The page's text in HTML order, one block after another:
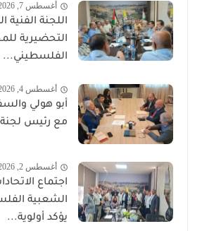
أغسطس 7, 2026
اللجنة الفنية
التحضيرية
الفلسطيني...
أغسطس 4, 2026
أبو هولي
مع رئيس لجنة
أغسطس 2, 2026
اجتماع
الشعبية
يؤكد أولوية...